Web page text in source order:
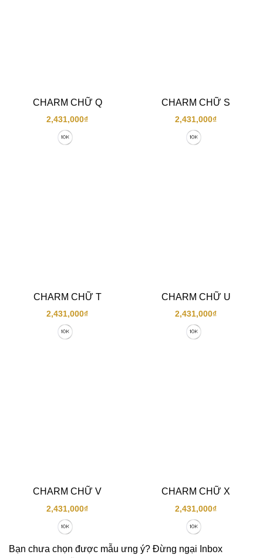
CHARM CHỮ Q
2,431,000₫
CHARM CHỮ S
2,431,000₫
CHARM CHỮ T
2,431,000₫
CHARM CHỮ U
2,431,000₫
CHARM CHỮ V
2,431,000₫
CHARM CHỮ X
2,431,000₫
Bạn chưa chọn được mẫu ưng ý? Đừng ngại Inbox